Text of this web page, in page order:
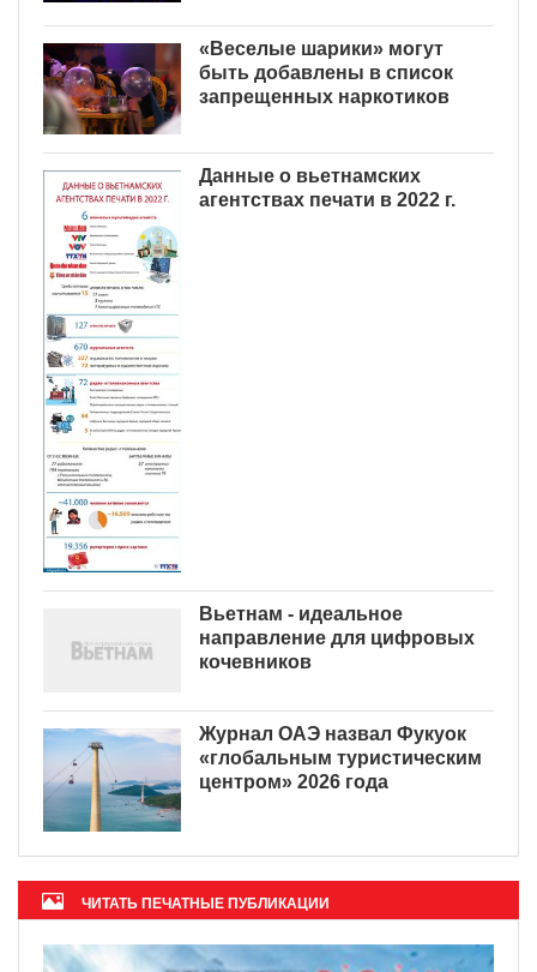
«Веселые шарики» могут
быть добавлены в список
запрещенных наркотиков
Данные о вьетнамских
агентствах печати в 2022 г.
Вьетнам - идеальное
направление для цифровых
кочевников
Журнал ОАЭ назвал Фукуок
«глобальным туристическим
центром» 2026 года
ЧИТАТЬ ПЕЧАТНЫЕ ПУБЛИКАЦИИ